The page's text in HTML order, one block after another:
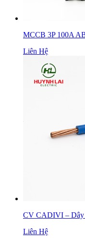
MCCB 3P 100A
Liên Hệ
CV CADIVI – Dây
Liên Hệ